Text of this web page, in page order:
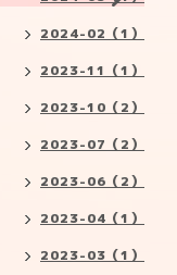
2024-02（1）
2023-11（1）
2023-10（2）
2023-07（2）
2023-06（2）
2023-04（1）
2023-03（1）